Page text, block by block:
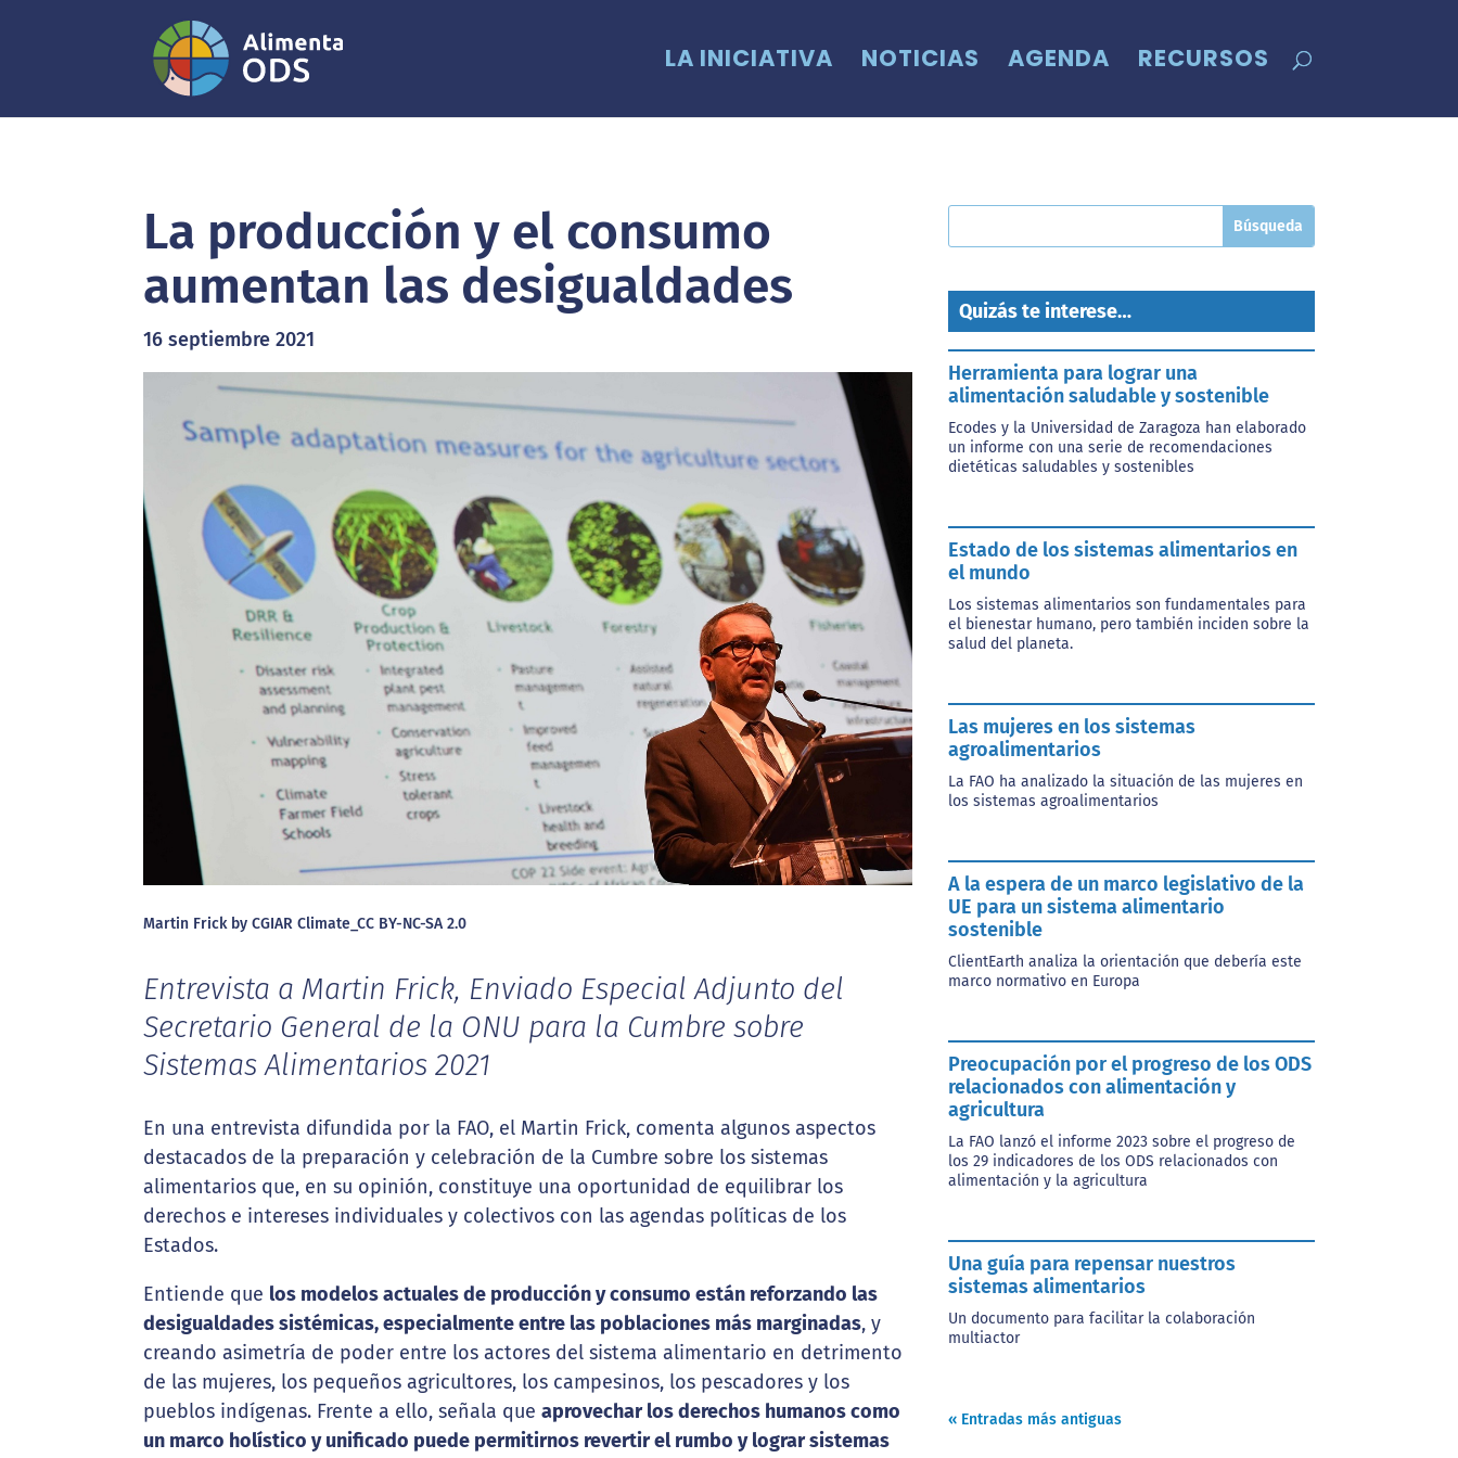
LA INICIATIVA NOTICIAS AGENDA RECURSOS
La producción y el consumo
aumentan las desigualdades
16 septiembre 2021
Martin Frick by CGIAR Climate_CC BY-NC-SA 2.0
Entrevista a Martin Frick, Enviado Especial Adjunto del
Secretario General de la ONU para la Cumbre sobre
Sistemas Alimentarios 2021
En una entrevista difundida por la FAO, el Martin Frick, comenta algunos aspectos
destacados de la preparación y celebración de la Cumbre sobre los sistemas
alimentarios que, en su opinión, constituye una oportunidad de equilibrar los
derechos e intereses individuales y colectivos con las agendas políticas de los
Estados.
Entiende que los modelos actuales de producción y consumo están reforzando las
desigualdades sistémicas, especialmente entre las poblaciones más marginadas, y
creando asimetría de poder entre los actores del sistema alimentario en detrimento
de las mujeres, los pequeños agricultores, los campesinos, los pescadores y los
pueblos indígenas. Frente a ello, señala que aprovechar los derechos humanos como
un marco holístico y unificado puede permitirnos revertir el rumbo y lograr sistemas
Quizás te interese…
Herramienta para lograr una
alimentación saludable y sostenible
Ecodes y la Universidad de Zaragoza han elaborado
un informe con una serie de recomendaciones
dietéticas saludables y sostenibles
Estado de los sistemas alimentarios en
el mundo
Los sistemas alimentarios son fundamentales para
el bienestar humano, pero también inciden sobre la
salud del planeta.
Las mujeres en los sistemas
agroalimentarios
La FAO ha analizado la situación de las mujeres en
los sistemas agroalimentarios
A la espera de un marco legislativo de la
UE para un sistema alimentario
sostenible
ClientEarth analiza la orientación que debería este
marco normativo en Europa
Preocupación por el progreso de los ODS
relacionados con alimentación y
agricultura
La FAO lanzó el informe 2023 sobre el progreso de
los 29 indicadores de los ODS relacionados con
alimentación y la agricultura
Una guía para repensar nuestros
sistemas alimentarios
Un documento para facilitar la colaboración
multiactor
« Entradas más antiguas